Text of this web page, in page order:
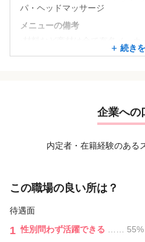
パ・ヘッドマッサージ
メニューの備考
▪SNSで流行りの商材も取り扱っ
続き
企業への
内定者・在籍経験のある
この職場の良い所は？
待遇面
1 性別問わず活躍できる …… 55%